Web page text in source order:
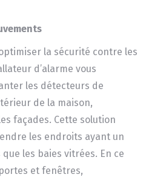
la sécurité contre les
d’alarme vous
les détecteurs de
de la maison,
façades. Cette solution
les endroits ayant un
les baies vitrées. En ce
et fenêtres,